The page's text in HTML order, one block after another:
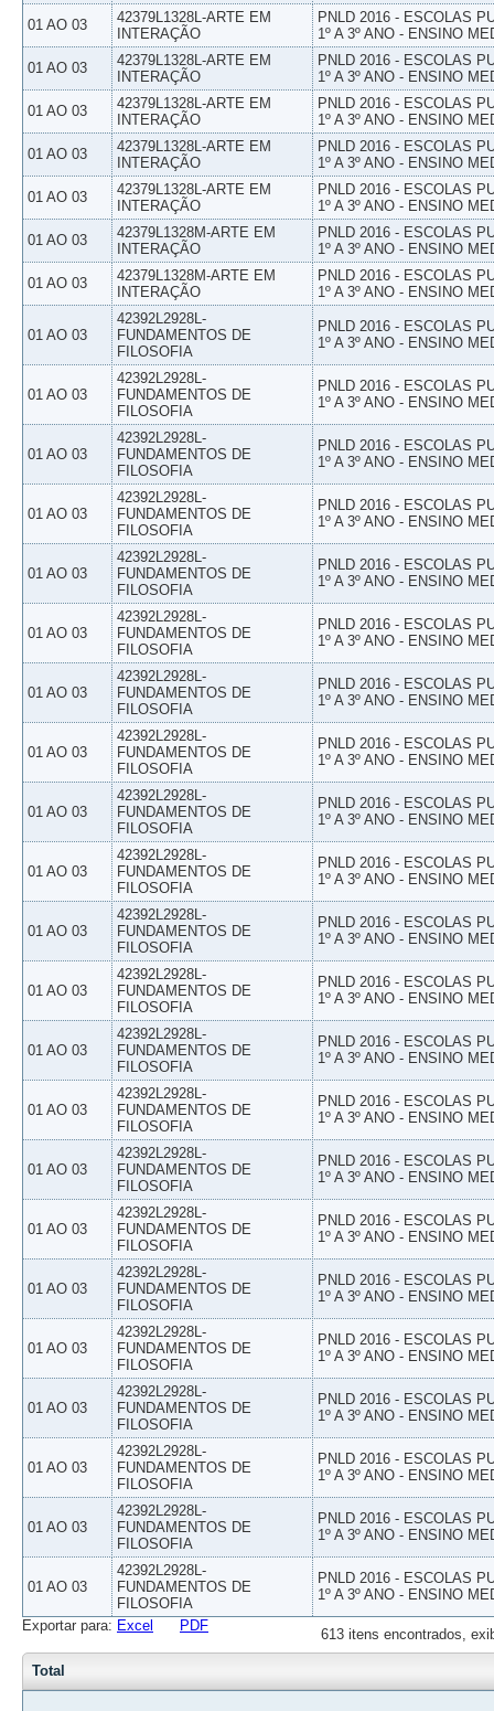
01 AO 03
42379L1328L-ARTE EM
INTERAÇÃO
PNLD 2016 - ESCOLAS
1º A 3º ANO - ENSINO
01 AO 03
42379L1328L-ARTE EM
INTERAÇÃO
PNLD 2016 - ESCOLAS
1º A 3º ANO - ENSINO
01 AO 03
42379L1328L-ARTE EM
INTERAÇÃO
PNLD 2016 - ESCOLAS
1º A 3º ANO - ENSINO
01 AO 03
42379L1328L-ARTE EM
INTERAÇÃO
PNLD 2016 - ESCOLAS
1º A 3º ANO - ENSINO
01 AO 03
42379L1328L-ARTE EM
INTERAÇÃO
PNLD 2016 - ESCOLAS
1º A 3º ANO - ENSINO
01 AO 03
42379L1328M-ARTE EM
INTERAÇÃO
PNLD 2016 - ESCOLAS
1º A 3º ANO - ENSINO
01 AO 03
42379L1328M-ARTE EM
INTERAÇÃO
PNLD 2016 - ESCOLAS
1º A 3º ANO - ENSINO
01 AO 03
42392L2928L-
FUNDAMENTOS DE
FILOSOFIA
PNLD 2016 - ESCOLAS
1º A 3º ANO - ENSINO
01 AO 03
42392L2928L-
FUNDAMENTOS DE
FILOSOFIA
PNLD 2016 - ESCOLAS
1º A 3º ANO - ENSINO
01 AO 03
42392L2928L-
FUNDAMENTOS DE
FILOSOFIA
PNLD 2016 - ESCOLAS
1º A 3º ANO - ENSINO
01 AO 03
42392L2928L-
FUNDAMENTOS DE
FILOSOFIA
PNLD 2016 - ESCOLAS
1º A 3º ANO - ENSINO
01 AO 03
42392L2928L-
FUNDAMENTOS DE
FILOSOFIA
PNLD 2016 - ESCOLAS
1º A 3º ANO - ENSINO
01 AO 03
42392L2928L-
FUNDAMENTOS DE
FILOSOFIA
PNLD 2016 - ESCOLAS
1º A 3º ANO - ENSINO
01 AO 03
42392L2928L-
FUNDAMENTOS DE
FILOSOFIA
PNLD 2016 - ESCOLAS
1º A 3º ANO - ENSINO
01 AO 03
42392L2928L-
FUNDAMENTOS DE
FILOSOFIA
PNLD 2016 - ESCOLAS
1º A 3º ANO - ENSINO
01 AO 03
42392L2928L-
FUNDAMENTOS DE
FILOSOFIA
PNLD 2016 - ESCOLAS
1º A 3º ANO - ENSINO
01 AO 03
42392L2928L-
FUNDAMENTOS DE
FILOSOFIA
PNLD 2016 - ESCOLAS
1º A 3º ANO - ENSINO
01 AO 03
42392L2928L-
FUNDAMENTOS DE
FILOSOFIA
PNLD 2016 - ESCOLAS
1º A 3º ANO - ENSINO
01 AO 03
42392L2928L-
FUNDAMENTOS DE
FILOSOFIA
PNLD 2016 - ESCOLAS
1º A 3º ANO - ENSINO
01 AO 03
42392L2928L-
FUNDAMENTOS DE
FILOSOFIA
PNLD 2016 - ESCOLAS
1º A 3º ANO - ENSINO
01 AO 03
42392L2928L-
FUNDAMENTOS DE
FILOSOFIA
PNLD 2016 - ESCOLAS
1º A 3º ANO - ENSINO
01 AO 03
42392L2928L-
FUNDAMENTOS DE
FILOSOFIA
PNLD 2016 - ESCOLAS
1º A 3º ANO - ENSINO
01 AO 03
42392L2928L-
FUNDAMENTOS DE
FILOSOFIA
PNLD 2016 - ESCOLAS
1º A 3º ANO - ENSINO
01 AO 03
42392L2928L-
FUNDAMENTOS DE
FILOSOFIA
PNLD 2016 - ESCOLAS
1º A 3º ANO - ENSINO
01 AO 03
42392L2928L-
FUNDAMENTOS DE
FILOSOFIA
PNLD 2016 - ESCOLAS
1º A 3º ANO - ENSINO
01 AO 03
42392L2928L-
FUNDAMENTOS DE
FILOSOFIA
PNLD 2016 - ESCOLAS
1º A 3º ANO - ENSINO
01 AO 03
42392L2928L-
FUNDAMENTOS DE
FILOSOFIA
PNLD 2016 - ESCOLAS
1º A 3º ANO - ENSINO
01 AO 03
42392L2928L-
FUNDAMENTOS DE
FILOSOFIA
PNLD 2016 - ESCOLAS
1º A 3º ANO - ENSINO
01 AO 03
42392L2928L-
FUNDAMENTOS DE
FILOSOFIA
PNLD 2016 - ESCOLAS
1º A 3º ANO - ENSINO
613 itens encontrados,
Exportar para: Excel PDF
Total